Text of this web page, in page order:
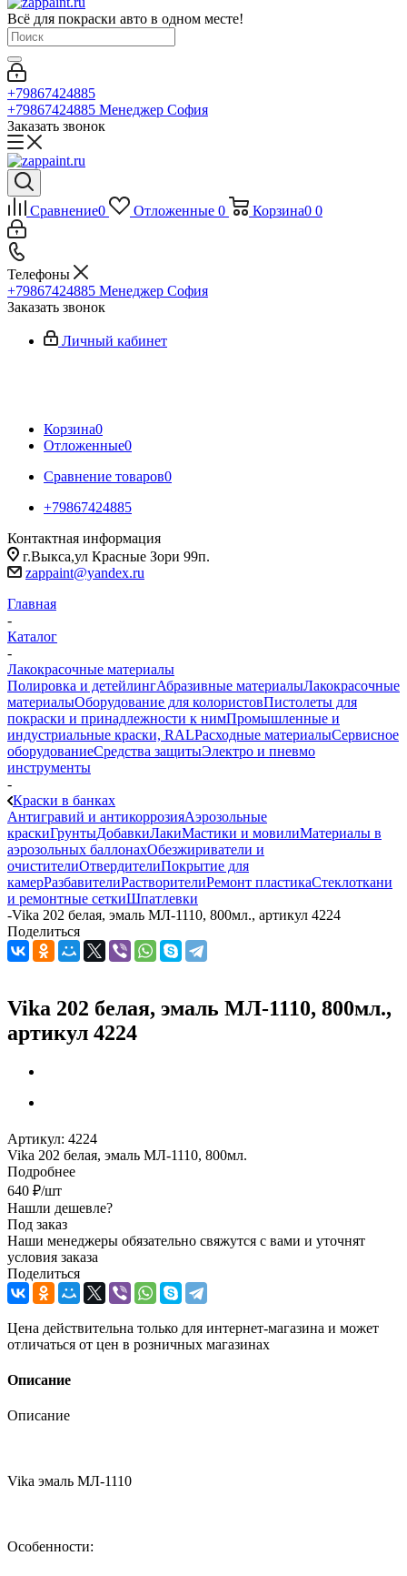
Всё для покраски авто в одном месте!
+79867424885
+79867424885 Менеджер София
Заказать звонок
Сравнение0 Отложенные 0 Корзина0 0
Телефоны
+79867424885 Менеджер София
Заказать звонок
Личный кабинет
Корзина0
Отложенные0
Сравнение товаров0
+79867424885
Контактная информация
г.Выкса,ул Красные Зори 99п.
zappaint@yandex.ru
Главная
-
Каталог
-
Лакокрасочные материалы
Полировка и детейлингАбразивные материалыЛакокрасочные
материалыОборудование для колористовПистолеты для
покраски и принадлежности к нимПромышленные и
индустриальные краски, RALРасходные материалыСервисное
оборудованиеСредства защитыЭлектро и пневмо
инструменты
-
Краски в банках
Антигравий и антикоррозияАэрозольные
краскиГрунтыДобавкиЛакиМастики и мовилиМатериалы в
аэрозольных баллонахОбезжириватели и
очистителиОтвердителиПокрытие для
камерРазбавителиРастворителиРемонт пластикаСтеклоткани
и ремонтные сеткиШпатлевки
-Vika 202 белая, эмаль МЛ-1110, 800мл., артикул 4224
Поделиться
Vika 202 белая, эмаль МЛ-1110, 800мл.,
артикул 4224
Артикул: 4224
Vika 202 белая, эмаль МЛ-1110, 800мл.
Подробнее
640 ₽/шт
Нашли дешевле?
Под заказ
Наши менеджеры обязательно свяжутся с вами и уточнят
условия заказа
Поделиться
Цена действительна только для интернет-магазина и может
отличаться от цен в розничных магазинах
Описание
Описание
Vika эмаль МЛ-1110
Особенности: